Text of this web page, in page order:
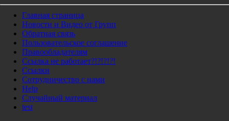
Главная страница
Новости и Видео от Групп
Обратная связь
Пользовательское соглашение
Правообладателям
Ссылка не работает?!?!?!?!
Ссылки
Сотрудничество с нами
Help
Cлучайный материал
test